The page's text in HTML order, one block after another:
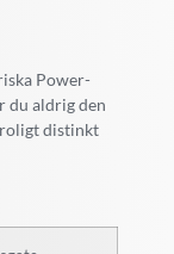
Power-
du aldrig den
distinkt